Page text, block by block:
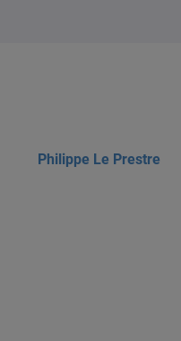
Philippe Le Prestre